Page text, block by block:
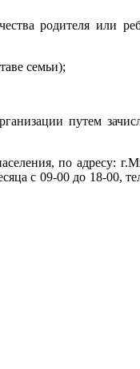
родителя или
семьи);
путем
по адресу:
с 09-00 до 18-00,